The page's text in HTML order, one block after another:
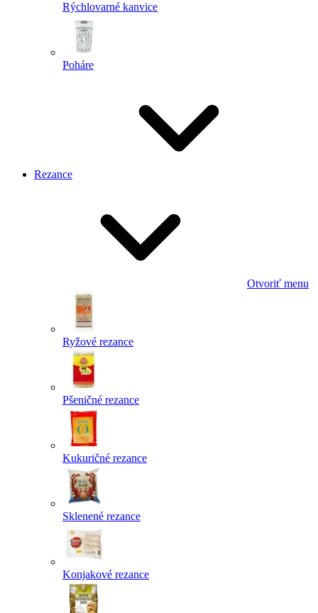
Rýchlovarné kanvice
Poháre
Rezance
Otvoriť menu
Ryžové rezance
Pšeničné rezance
Kukuričné rezance
Sklenené rezance
Konjakové rezance